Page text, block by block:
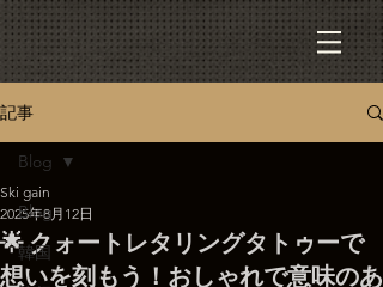
記事
Blog
韓国
Blog
🌟 クォートレタリングタトゥーで
想いを刻もう！おしゃれで意味のあ
Ski gain
2025年8月12日